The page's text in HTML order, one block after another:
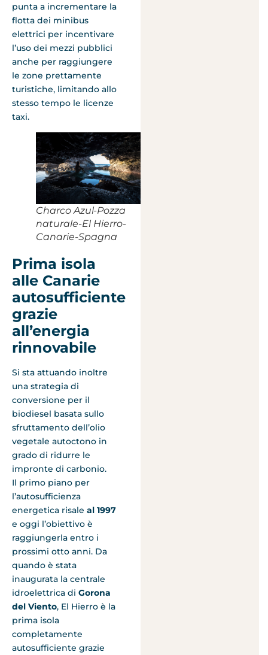
punta a incrementare la
flotta dei minibus
elettrici per incentivare
l’uso dei mezzi pubblici
anche per raggiungere
le zone prettamente
turistiche, limitando allo
stesso tempo le licenze
taxi.
Charco Azul-Pozza
naturale-El Hierro-
Canarie-Spagna
Prima isola
alle Canarie
autosufficiente
grazie
all’energia
rinnovabile
Si sta attuando inoltre
una strategia di
conversione per il
biodiesel basata sullo
sfruttamento dell’olio
vegetale autoctono in
grado di ridurre le
impronte di carbonio.
Il primo piano per
l’autosufficienza
energetica risale al 1997
e oggi l’obiettivo è
raggiungerla entro i
prossimi otto anni. Da
quando è stata
inaugurata la centrale
idroelettrica di Gorona
del Viento, El Hierro è la
prima isola
completamente
autosufficiente grazie